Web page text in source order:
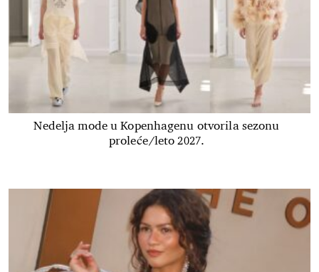
Nedelja mode u Kopenhagenu otvorila sezonu
proleće/leto 2027.